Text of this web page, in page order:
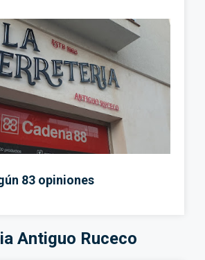
83 opiniones
Antiguo Ruceco